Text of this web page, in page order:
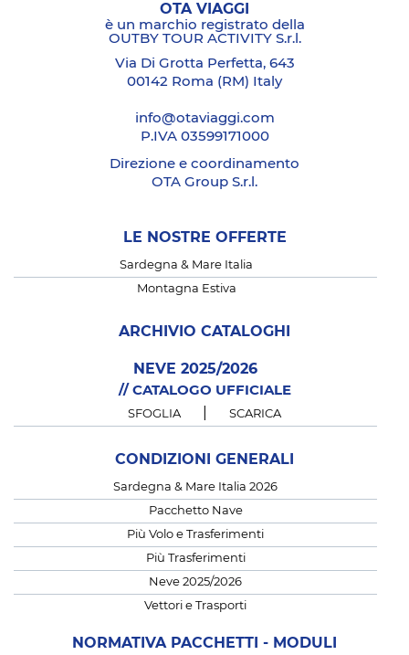
OTA VIAGGI
è un marchio registrato della
OUTBY TOUR ACTIVITY S.r.l.
Via Di Grotta Perfetta, 643
00142 Roma (RM) Italy
info@otaviaggi.com
P.IVA 03599171000
Direzione e coordinamento
OTA Group S.r.l.
LE NOSTRE OFFERTE
Sardegna & Mare Italia
Montagna Estiva
ARCHIVIO CATALOGHI
NEVE 2025/2026
// CATALOGO UFFICIALE
SFOGLIA SCARICA
CONDIZIONI GENERALI
Sardegna & Mare Italia 2026
Pacchetto Nave
Più Volo e Trasferimenti
Più Trasferimenti
Neve 2025/2026
Vettori e Trasporti
NORMATIVA PACCHETTI - MODULI